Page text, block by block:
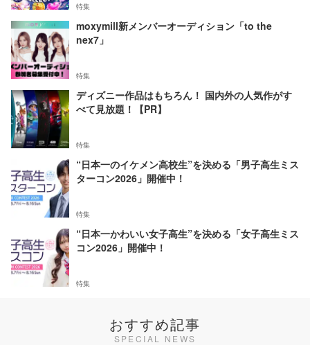
特集
moxymill新メンバーオーディション「to the
nex7」
特集
ディズニー作品はもちろん！ 国内外の人気作がす
べて見放題！【PR】
特集
“日本一のイケメン高校生”を決める「男子高生ミス
ターコン2026」開催中！
特集
“日本一かわいい女子高生”を決める「女子高生ミス
コン2026」開催中！
特集
おすすめ記事
SPECIAL NEWS